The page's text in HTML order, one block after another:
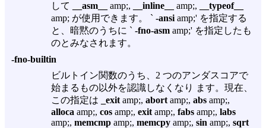
して
__asm__ amp;, __inline__ amp;,
__typeof__
amp; が使用できます。 ` -ansi amp;' を指定する
と、暗黙のうちに ` -fno-asm amp;' を指定したも
のとみなされます。
-fno-builtin
ビルトイン関数のうち、2 つのアンダスコアで
始まるもの以外を認識しなくなり ます。現在、
この指定は
_exit amp;, abort amp;, abs amp;,
alloca amp;, cos amp;, exit amp;, fabs amp;, labs
amp;, memcmp amp;, memcpy amp;, sin amp;, sqrt